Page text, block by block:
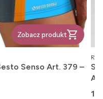
Zobacz produkt
Senso Art. 379 –